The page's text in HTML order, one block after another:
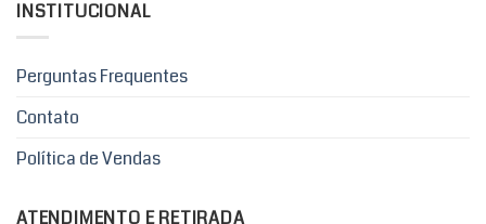
INSTITUCIONAL
Perguntas Frequentes
Contato
Política de Vendas
ATENDIMENTO E RETIRADA